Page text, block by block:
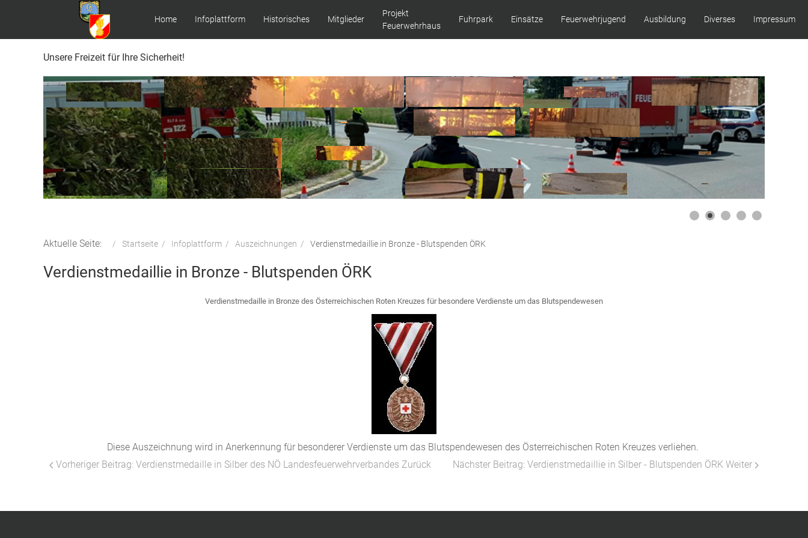
Home Infoplattform Historisches Mitglieder
Projekt
Feuerwehrhaus
Fuhrpark Einsätze Feuerwehrjugend Ausbildung Diverses Impressum
Unsere Freizeit für Ihre Sicherheit!
Aktuelle Seite: Startseite Infoplattform Auszeichnungen Verdienstmedaillie in Bronze - Blutspenden ÖRK
Verdienstmedaillie in Bronze - Blutspenden ÖRK
Verdienstmedaille in Bronze des Österreichischen Roten Kreuzes für besondere Verdienste um das Blutspendewesen
Diese Auszeichnung wird in Anerkennung für besonderer Verdienste um das Blutspendewesen des Österreichischen Roten Kreuzes verliehen.
Vorheriger Beitrag: Verdienstmedaille in Silber des NÖ Landesfeuerwehrverbandes Zurück Nächster Beitrag: Verdienstmedaillie in Silber - Blutspenden ÖRK Weiter